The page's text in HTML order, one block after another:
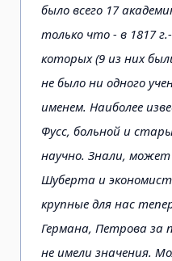
было всего 17
только что - в 1817
которых (9 из них
не было ни одного
именем. Наиболее
Фусс, больной и
научно. Знали,
Шуберта и
крупные для нас
Германа, Петрова за
не имели значения.